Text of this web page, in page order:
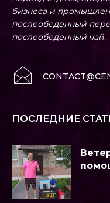
бизнеса и
послеобеденный
послеобеденный чай.
ПОСЛЕДНИЕ